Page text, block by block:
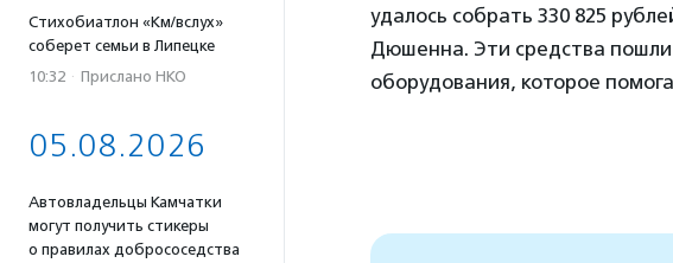
Стихобиатлон «Км/вслух»
соберет семьи в Липецке
10:32 · Прислано НКО
05.08.2026
Автовладельцы Камчатки
могут получить стикеры
о правилах добрососедства
удалось собрать 330 825
Дюшенна. Эти средства
оборудования, которое